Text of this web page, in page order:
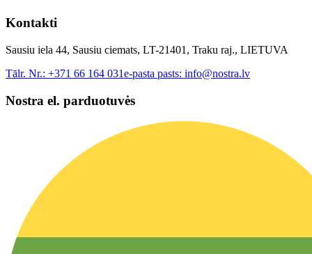
Kontakti
Sausiu iela 44, Sausiu ciemats, LT-21401, Traku raj., LIETUVA
Tālr. Nr.: +371 66 164 031e-pasta pasts: info@nostra.lv
Nostra el. parduotuvės